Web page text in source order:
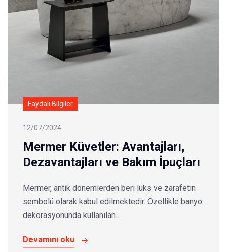
Faydalı Bilgiler
12/07/2024
Mermer Küvetler: Avantajları,
Dezavantajları ve Bakım İpuçları
Mermer, antik dönemlerden beri lüks ve zarafetin
sembolü olarak kabul edilmektedir. Özellikle banyo
dekorasyonunda kullanılan…
Devamını oku